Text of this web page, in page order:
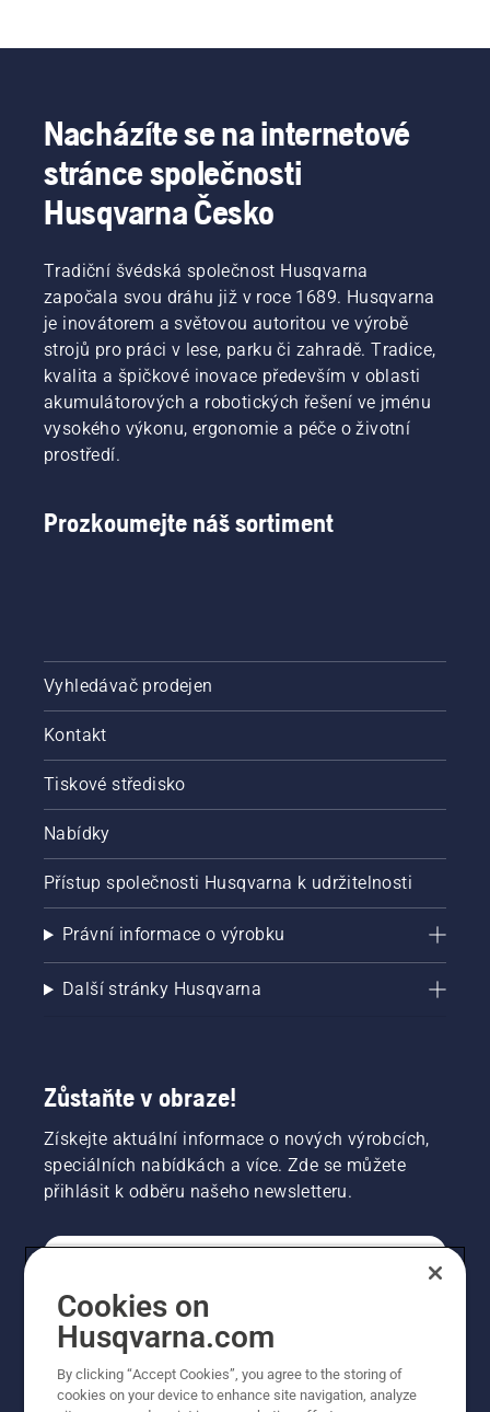
Nacházíte se na internetové
stránce společnosti
Husqvarna Česko
Tradiční švédská společnost Husqvarna
započala svou dráhu již v roce 1689. Husqvarna
je inovátorem a světovou autoritou ve výrobě
strojů pro práci v lese, parku či zahradě. Tradice,
kvalita a špičkové inovace především v oblasti
akumulátorových a robotických řešení ve jménu
vysokého výkonu, ergonomie a péče o životní
prostředí.
Prozkoumejte náš sortiment
Vyhledávač prodejen
Kontakt
Tiskové středisko
Nabídky
Přístup společnosti Husqvarna k udržitelnosti
Právní informace o výrobku
Další stránky Husqvarna
Zůstaňte v obraze!
Získejte aktuální informace o nových výrobcích,
speciálních nabídkách a více. Zde se můžete
přihlásit k odběru našeho newsletteru.
PROFESIONÁLNÍ
Cookies on
Husqvarna.com
By clicking “Accept Cookies”, you agree to the storing of
cookies on your device to enhance site navigation, analyze